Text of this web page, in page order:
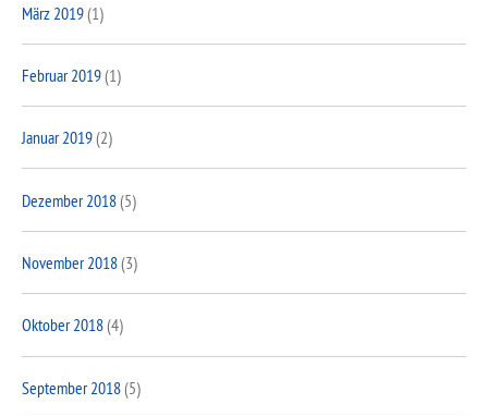
März 2019(1)
Februar 2019(1)
Januar 2019(2)
Dezember 2018(5)
November 2018(3)
Oktober 2018(4)
September 2018(5)